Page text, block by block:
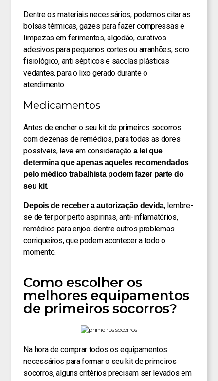
Dentre os materiais necessários, podemos citar as
bolsas térmicas, gazes para fazer compressas e
limpezas em ferimentos, algodão, curativos
adesivos para pequenos cortes ou arranhões, soro
fisiológico, anti sépticos e sacolas plásticas
vedantes, para o lixo gerado durante o
atendimento.
Medicamentos
Antes de encher o seu kit de primeiros socorros
com dezenas de remédios, para todas as dores
possíveis, leve em consideração a lei que
determina que apenas aqueles recomendados
pelo médico trabalhista podem fazer parte do
seu kit.
Depois de receber a autorização devida, lembre-
se de ter por perto aspirinas, anti-inflamatórios,
remédios para enjoo, dentre outros problemas
corriqueiros, que podem acontecer a todo o
momento.
Como escolher os
melhores equipamentos
de primeiros socorros?
Na hora de comprar todos os equipamentos
necessários para formar o seu kit de primeiros
socorros, alguns critérios precisam ser levados em